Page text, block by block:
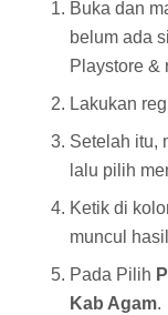
Buka dan
belum ada
Playstore &
Lakukan
Setelah itu,
lalu pilih
Ketik di
muncul
Pada Pilih
Kab Agam.